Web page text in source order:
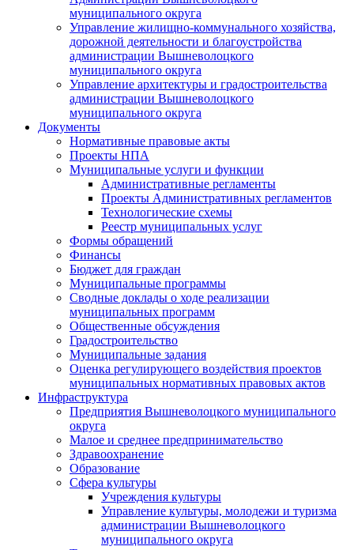
муниципального округа
Управление жилищно-коммунального хозяйства,
дорожной деятельности и благоустройства
администрации Вышневолоцкого
муниципального округа
Управление архитектуры и градостроительства
администрации Вышневолоцкого
муниципального округа
Документы
Нормативные правовые акты
Проекты НПА
Муниципальные услуги и функции
Административные регламенты
Проекты Административных регламентов
Технологические схемы
Реестр муниципальных услуг
Формы обращений
Финансы
Бюджет для граждан
Муниципальные программы
Сводные доклады о ходе реализации
муниципальных программ
Общественные обсуждения
Градостроительство
Муниципальные задания
Оценка регулирующего воздействия проектов
муниципальных нормативных правовых актов
Инфраструктура
Предприятия Вышневолоцкого муниципального
округа
Малое и среднее предпринимательство
Здравоохранение
Образование
Сфера культуры
Учреждения культуры
Управление культуры, молодежи и туризма
администрации Вышневолоцкого
муниципального округа